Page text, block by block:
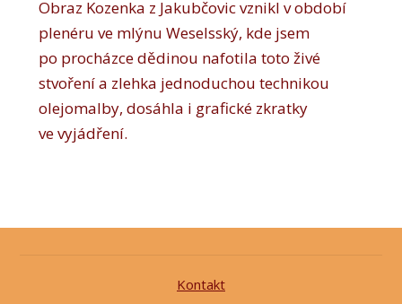
Obraz Kozenka z Jakubčovic vznikl v období
plenéru ve mlýnu Weselsský, kde jsem
po procházce dědinou nafotila toto živé
stvoření a zlehka jednoduchou technikou
olejomalby, dosáhla i grafické zkratky
ve vyjádření.
Kontakt